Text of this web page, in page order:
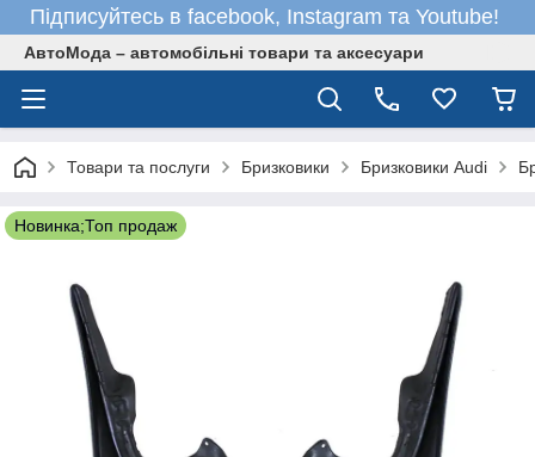
Підписуйтесь в facebook, Instagram та Youtube!
АвтоМода – автомобільні товари та аксесуари
Товари та послуги Бризковики Бризковики Audi
Новинка;Топ продаж